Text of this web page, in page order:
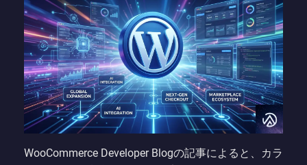
WooCommerce Developer Blogの記事によると、カラ